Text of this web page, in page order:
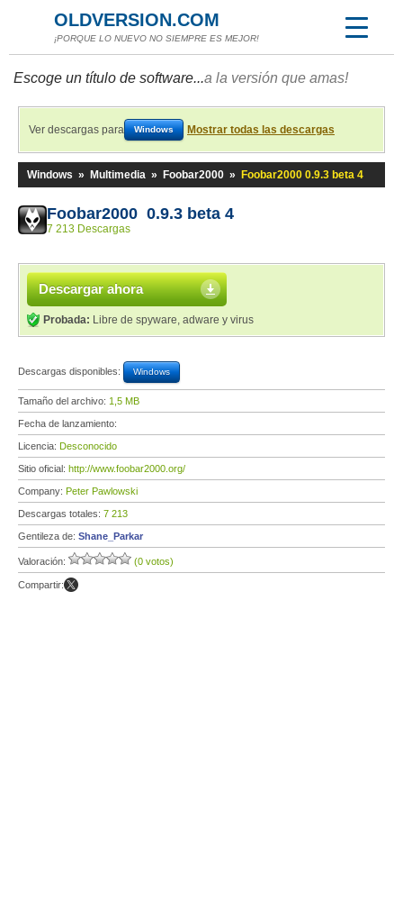
OLDVERSION.COM
¡PORQUE LO NUEVO NO SIEMPRE ES MEJOR!
Escoge un título de software...a la versión que amas!
Ver descargas para Windows Mostrar todas las descargas
Windows » Multimedia » Foobar2000 » Foobar2000 0.9.3 beta 4
Foobar2000 0.9.3 beta 4
7 213 Descargas
Descargar ahora
Probada: Libre de spyware, adware y virus
Descargas disponibles: Windows
Tamaño del archivo: 1,5 MB
Fecha de lanzamiento:
Licencia: Desconocido
Sitio oficial: http://www.foobar2000.org/
Company: Peter Pawlowski
Descargas totales: 7 213
Gentileza de: Shane_Parkar
Valoración: (0 votos)
Compartir: